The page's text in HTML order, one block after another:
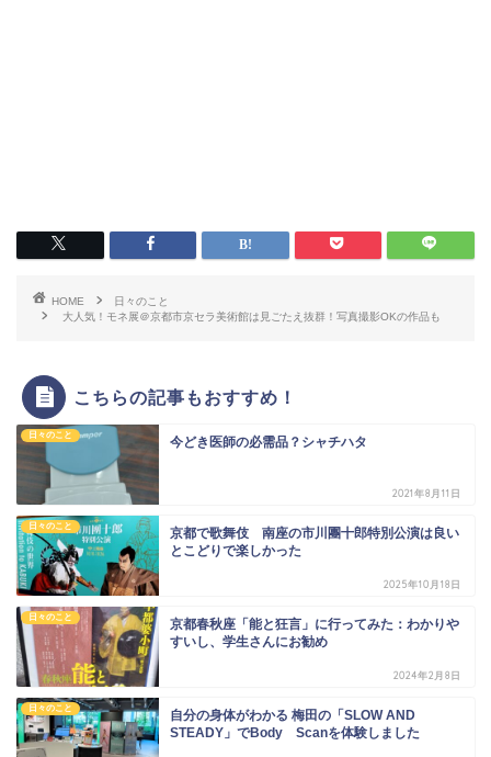
HOME
日々のこと
大人気！モネ展＠京都市京セラ美術館は見ごたえ抜群！写真撮影OKの作品も
こちらの記事もおすすめ！
日々のこと 今どき医師の必需品？シャチハタ
2021年8月11日
日々のこと
京都で歌舞伎 南座の市川團十郎特別公演は良い
とこどりで楽しかった
2025年10月18日
日々のこと
京都春秋座「能と狂言」に行ってみた：わかりや
すいし、学生さんにお勧め
2024年2月8日
日々のこと
自分の身体がわかる 梅田の「SLOW AND
STEADY」でBody Scanを体験しました